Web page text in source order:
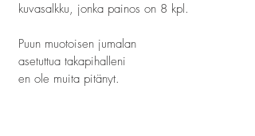
kuvasalkku, jonka painos on 8 kpl.
Puun muotoisen jumalan
asetuttua takapihalleni
en ole muita pitänyt.